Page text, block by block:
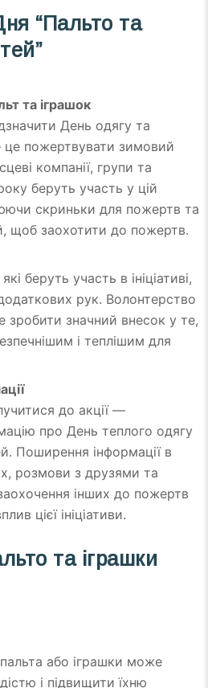
“Пальто та
та іграшок
День одягу та
це пожертвувати зимовий
компанії, групи та
беруть участь у цій
скриньки для пожертв та
щоб заохотити до пожертв.
беруть участь в ініціативі,
рук. Волонтерство
значний внесок у те,
і теплішим для
до акції —
про День теплого одягу
Поширення інформації в
розмови з друзями та
інших до пожертв
цієї ініціативи.
та іграшки
або іграшки може
і підвищити їхню